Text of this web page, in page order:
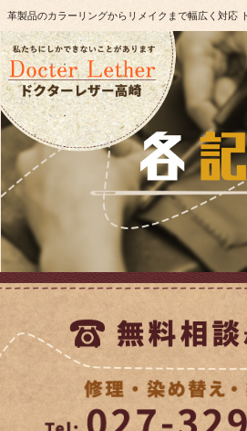
革製品のカラーリングからリメイクまで幅広く対応